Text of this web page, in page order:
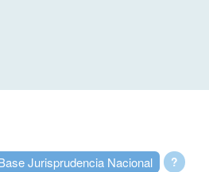
?
Jurisprudencia Nacional